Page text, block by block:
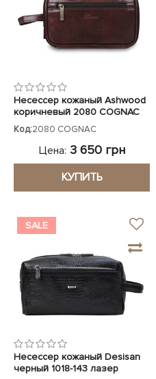
Несессер кожаный Ashwood
коричневый 2080 COGNAC
Код:2080 COGNAC
Цена: 3 650 грн
КУПИТЬ
SALE
Несессер кожаный Desisan
черный 1018-143 лазер